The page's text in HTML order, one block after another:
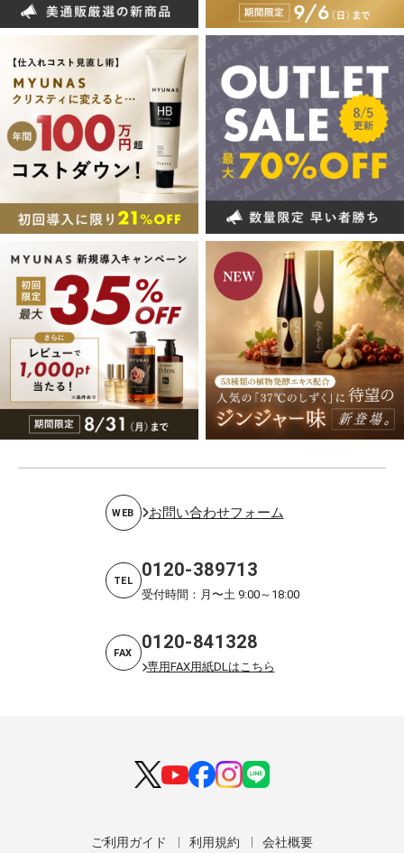
WEB お問い合わせフォーム
TEL 0120-389713
受付時間：月〜土 9:00～18:00
FAX 0120-841328
専用FAX用紙DLはこちら
ご利用ガイド 利用規約 会社概要